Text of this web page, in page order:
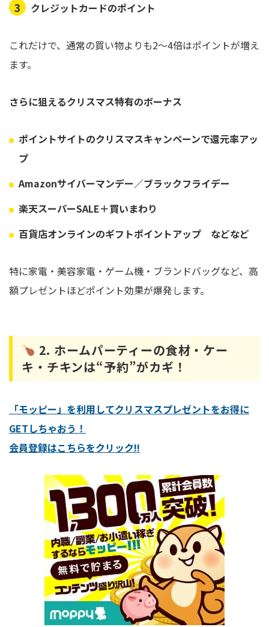
クレジットカードのポイント
これだけで、通常の買い物よりも2～4倍はポイントが増え
ます。
さらに狙えるクリスマス特有のボーナス
ポイントサイトのクリスマスキャンペーンで還元率アッ
プ
Amazonサイバーマンデー／ブラックフライデー
楽天スーパーSALE＋買いまわり
百貨店オンラインのギフトポイントアップ などなど
特に家電・美容家電・ゲーム機・ブランドバッグなど、高
額プレゼントほどポイント効果が爆発します。
2. ホームパーティーの食材・ケー
キ・チキンは“予約”がカギ！
「モッピー」を利用してクリスマスプレゼントをお得に
GETしちゃおう！
会員登録はこちらをクリック!!